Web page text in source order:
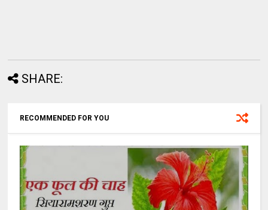
SHARE:
RECOMMENDED FOR YOU